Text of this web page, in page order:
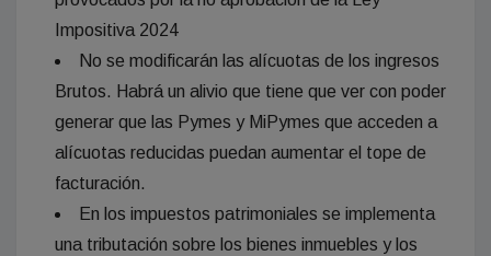
Impositiva 2024
No se modificarán las alícuotas de los ingresos
Brutos. Habrá un alivio que tiene que ver con poder
generar que las Pymes y MiPymes que acceden a
alícuotas reducidas puedan aumentar el tope de
facturación.
En los impuestos patrimoniales se implementa
una tributación sobre los bienes inmuebles y los